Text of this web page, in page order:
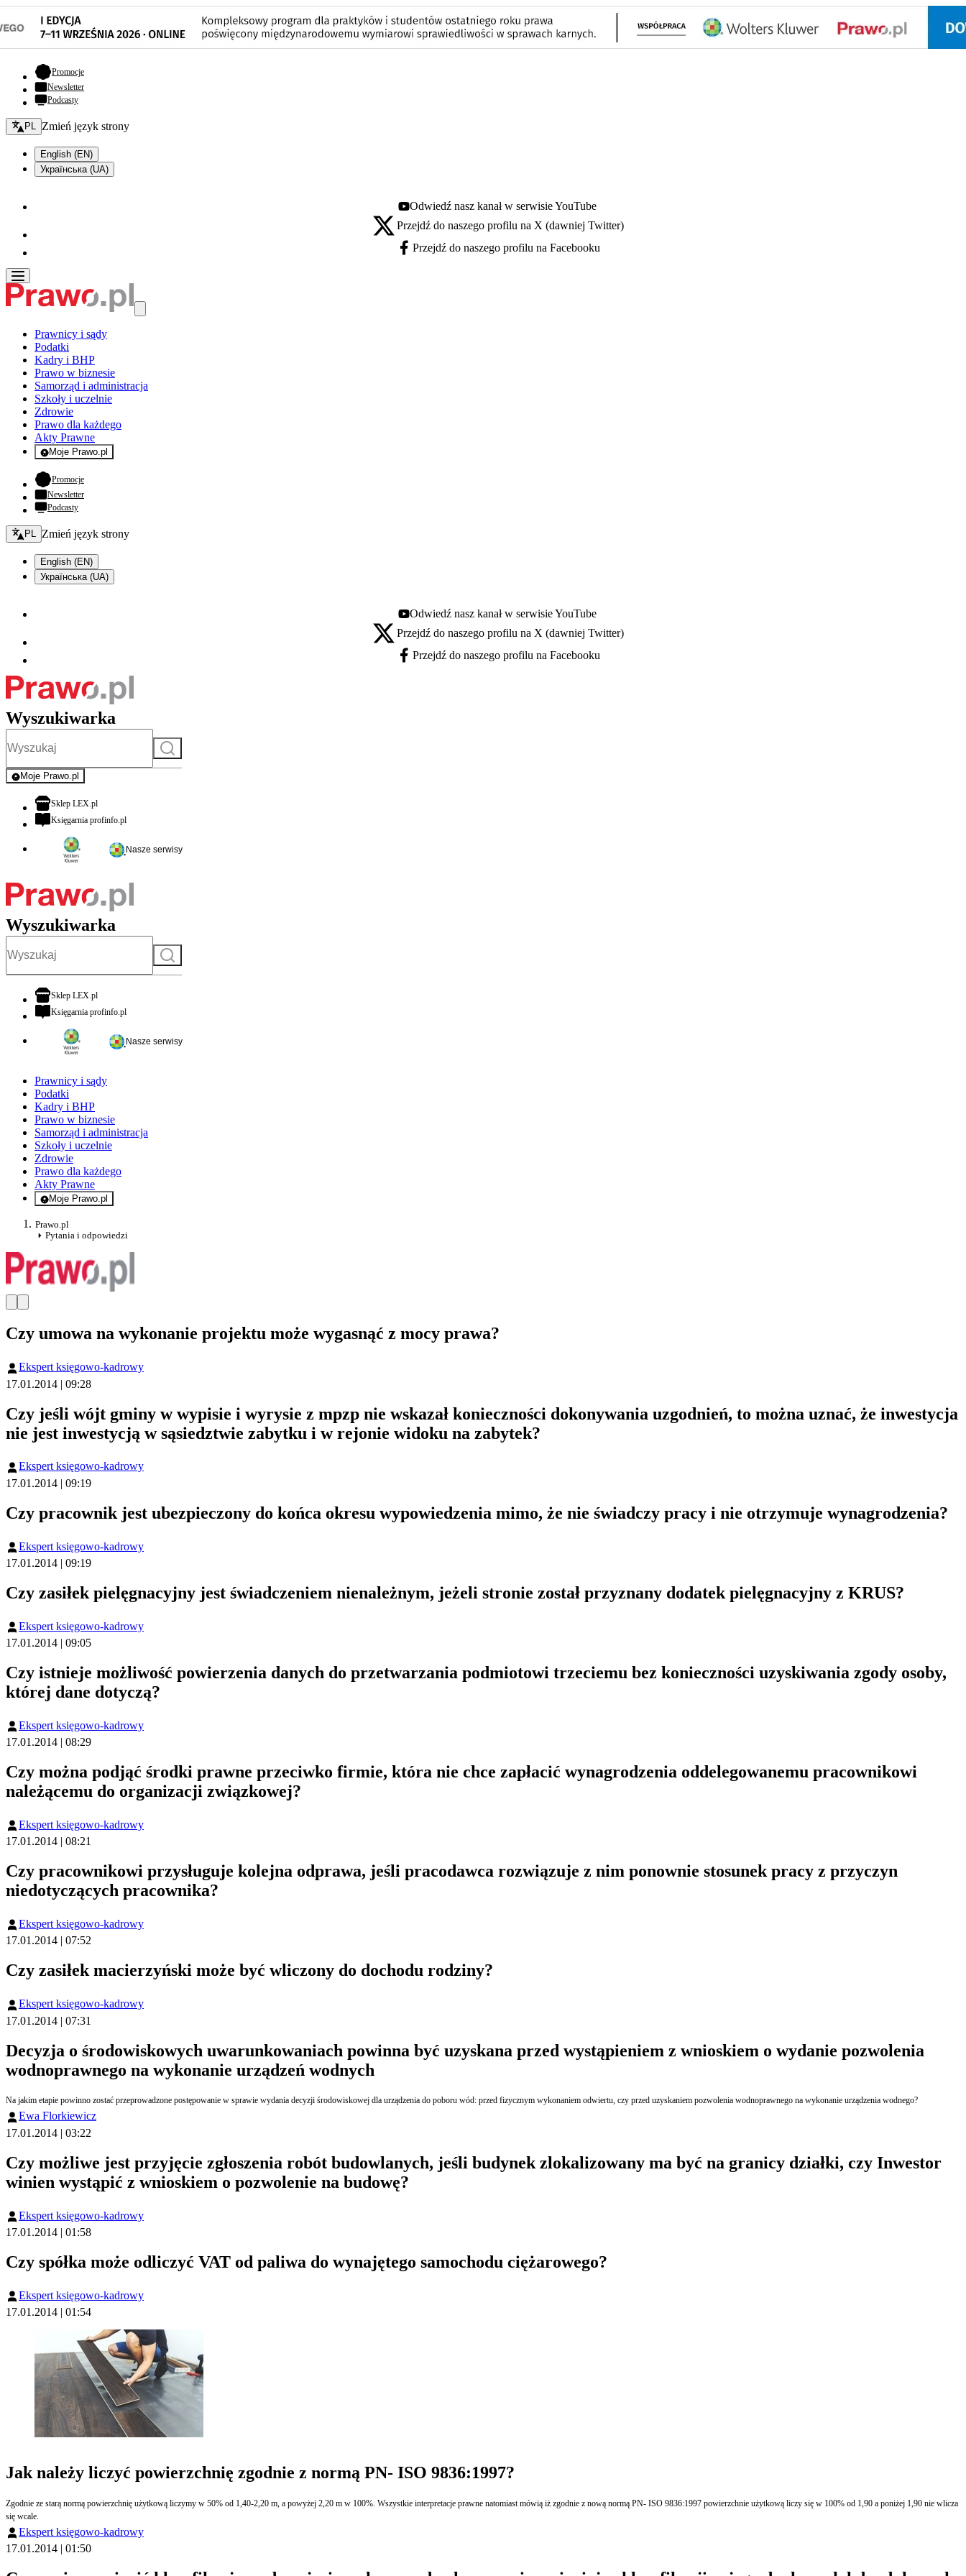
Promocje- otwiera się w nowej karcie
Newsletter
Podcasty
Zmień język - bieżący:
PL Zmień język strony
English (EN)
Українська (UA)
Youtube - otwiera się w nowej karcie
Odwiedź nasz kanał w serwisie YouTube
X - otwiera się w nowej karcie
Przejdź do naszego profilu na X (dawniej Twitter)
Facebook - otwiera się w nowej karcie
Przejdź do naszego profilu na Facebooku
Prawnicy i sądy
Podatki
Kadry i BHP
Prawo w biznesie
Samorząd i administracja
Szkoły i uczelnie
Zdrowie
Prawo dla każdego
Akty Prawne
Moje Prawo.pl
- rejestracja i logowanie do serwisu
Promocje- otwiera się w nowej karcie
Newsletter
Podcasty
Zmień język - bieżący:
PL Zmień język strony
English (EN)
Українська (UA)
Youtube - otwiera się w nowej karcie
Odwiedź nasz kanał w serwisie YouTube
X - otwiera się w nowej karcie
Przejdź do naszego profilu na X (dawniej Twitter)
Facebook - otwiera się w nowej karcie
Przejdź do naszego profilu na Facebooku
Wyszukiwarka
Szukaj
Moje Prawo.pl
- rejestracja i logowanie do serwisu
Sklep LEX.plotwiera się w nowej karcie
Księgarnia profinfo.plotwiera się w nowej karcie
Nasze serwisy
Wyszukiwarka
Szukaj
Sklep LEX.plotwiera się w nowej karcie
Księgarnia profinfo.plotwiera się w nowej karcie
Nasze serwisy
Prawnicy i sądy
Podatki
Kadry i BHP
Prawo w biznesie
Samorząd i administracja
Szkoły i uczelnie
Zdrowie
Prawo dla każdego
Akty Prawne
Moje Prawo.pl
- rejestracja i logowanie do serwisu
Prawo.pl
Pytania i odpowiedzi
Czy umowa na wykonanie projektu może wygasnąć z mocy prawa?
Ekspert księgowo-kadrowy
17.01.2014 | 09:28
Czy jeśli wójt gminy w wypisie i wyrysie z mpzp nie wskazał konieczności dokonywania uzgodnień, to można uznać, że inwestycja
nie jest inwestycją w sąsiedztwie zabytku i w rejonie widoku na zabytek?
Ekspert księgowo-kadrowy
17.01.2014 | 09:19
Czy pracownik jest ubezpieczony do końca okresu wypowiedzenia mimo, że nie świadczy pracy i nie otrzymuje wynagrodzenia?
Ekspert księgowo-kadrowy
17.01.2014 | 09:19
Czy zasiłek pielęgnacyjny jest świadczeniem nienależnym, jeżeli stronie został przyznany dodatek pielęgnacyjny z KRUS?
Ekspert księgowo-kadrowy
17.01.2014 | 09:05
Czy istnieje możliwość powierzenia danych do przetwarzania podmiotowi trzeciemu bez konieczności uzyskiwania zgody osoby,
której dane dotyczą?
Ekspert księgowo-kadrowy
17.01.2014 | 08:29
Czy można podjąć środki prawne przeciwko firmie, która nie chce zapłacić wynagrodzenia oddelegowanemu pracownikowi
należącemu do organizacji związkowej?
Ekspert księgowo-kadrowy
17.01.2014 | 08:21
Czy pracownikowi przysługuje kolejna odprawa, jeśli pracodawca rozwiązuje z nim ponownie stosunek pracy z przyczyn
niedotyczących pracownika?
Ekspert księgowo-kadrowy
17.01.2014 | 07:52
Czy zasiłek macierzyński może być wliczony do dochodu rodziny?
Ekspert księgowo-kadrowy
17.01.2014 | 07:31
Decyzja o środowiskowych uwarunkowaniach powinna być uzyskana przed wystąpieniem z wnioskiem o wydanie pozwolenia
wodnoprawnego na wykonanie urządzeń wodnych
Na jakim etapie powinno zostać przeprowadzone postępowanie w sprawie wydania decyzji środowiskowej dla urządzenia do poboru wód: przed fizycznym wykonaniem odwiertu, czy przed uzyskaniem pozwolenia wodnoprawnego na wykonanie urządzenia wodnego?
Ewa Florkiewicz
17.01.2014 | 03:22
Czy możliwe jest przyjęcie zgłoszenia robót budowlanych, jeśli budynek zlokalizowany ma być na granicy działki, czy Inwestor
winien wystąpić z wnioskiem o pozwolenie na budowę?
Ekspert księgowo-kadrowy
17.01.2014 | 01:58
Czy spółka może odliczyć VAT od paliwa do wynajętego samochodu ciężarowego?
Ekspert księgowo-kadrowy
17.01.2014 | 01:54
Jak należy liczyć powierzchnię zgodnie z normą PN- ISO 9836:1997?
Zgodnie ze starą normą powierzchnię użytkową liczymy w 50% od 1,40-2,20 m, a powyżej 2,20 m w 100%. Wszystkie interpretacje prawne natomiast mówią iż zgodnie z nową normą PN- ISO 9836:1997 powierzchnie użytkową liczy się w 100% od 1,90 a poniżej 1,90 nie wlicza
się wcale.
Ekspert księgowo-kadrowy
17.01.2014 | 01:50